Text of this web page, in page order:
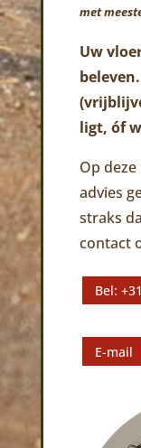
met
Uw
ligt, óf
Op
advies
straks
contact
Bel:
E-mail